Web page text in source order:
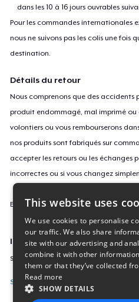
dans les 10 à 16 jours ouvrables
Pour les commandes internationales
nous ne suivons pas les colis une fois
destination.
Détails du retour
Nous comprenons que des accidents
produit endommagé, mal imprimé ou
volontiers ou vous rembourserons
nos produits sont fabriqués sur
accepter les retours ou les échanges
incorrectes ou si vous changez
En savoir plus sur notre politique de
ID campagne
sticker-699
Signaler cette page
This website uses
We use cookies to personalise
our traffic. We also share
site with our advertising and
combine it with other
them or that they’ve collected
Read more
SHOW DETAILS